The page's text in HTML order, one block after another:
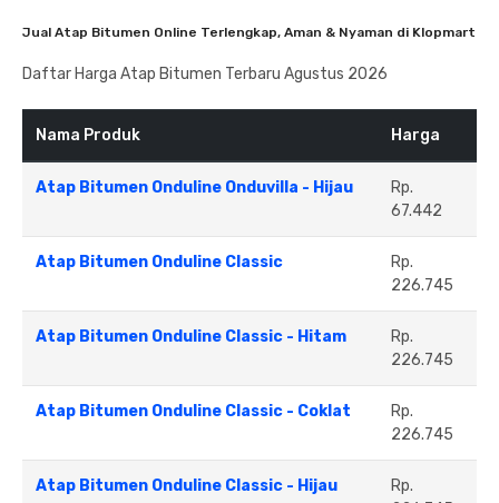
Jual Atap Bitumen Online Terlengkap, Aman & Nyaman di Klopmart
Daftar Harga Atap Bitumen Terbaru Agustus 2026
Nama Produk Harga
Atap Bitumen Onduline Onduvilla - Hijau
Rp.
67.442
Atap Bitumen Onduline Classic
Rp.
226.745
Atap Bitumen Onduline Classic - Hitam
Rp.
226.745
Atap Bitumen Onduline Classic - Coklat
Rp.
226.745
Atap Bitumen Onduline Classic - Hijau
Rp.